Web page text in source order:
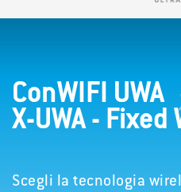
ConWIFI UWA
X-UWA -
Scegli la tecnologia